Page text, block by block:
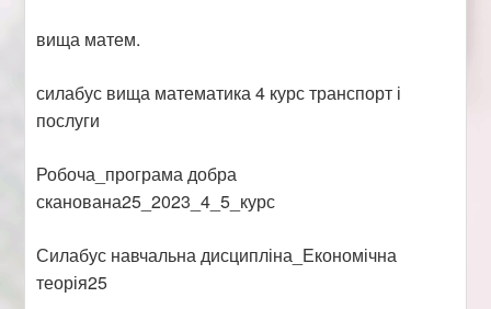
вища матем.
силабус вища математика 4 курс транспорт і
послуги
Робоча_програма добра
сканована25_2023_4_5_курс
Силабус навчальна дисципліна_Економічна
теорія25